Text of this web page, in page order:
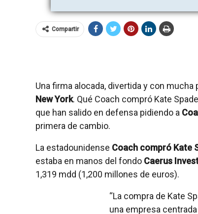
Compartir
Una firma alocada, divertida y con
New York. Qué Coach compró Kate
que han salido en defensa pidiendo a
primera de cambio.
La estadounidense Coach compró Kate
estaba en manos del fondo Caerus
1,319 mdd (1,200 millones de euros).
“La compra de Kate
una empresa